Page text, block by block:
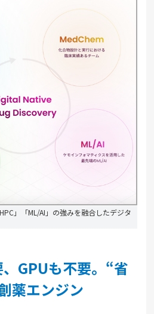
」「ML/AI」の強みを融合したデジタ
GPUも不要。“省
薬エンジン